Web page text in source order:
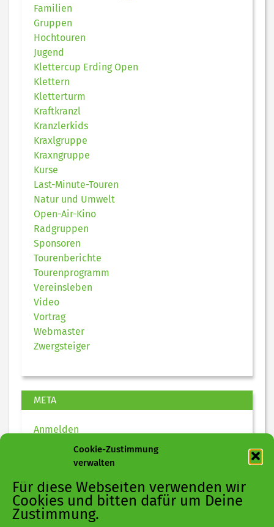
Cookie-Zustimmung
verwalten
Für diese Webseiten verwenden wir
Cookies und bitten dafür um Deine
Zustimmung.
Familien
Gruppen
Hochtouren
Jugend
Klettercup Erding Open
Klettern
Kletterturm
Kraftkranzl
Kranzlerkids
Kraxlgruppe
Kraxngruppe
Kurse
Last-Minute-Touren
Natur und Umwelt
Open-Air-Kino
Radgruppen
Sponsoren
Tourenberichte
Tourenprogramm
Vereinsleben
Video
Vortrag
Webmaster
Zwergsteiger
META
Anmelden
Eintrags-Feed
Kommentar-Feed